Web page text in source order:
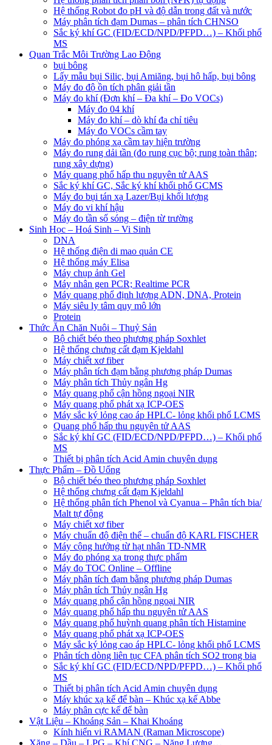
Hệ thống Robot đo pH và độ dẫn trong đất và nước
Máy phân tích đạm Dumas – phân tích CHNSO
Sắc ký khí GC (FID/ECD/NPD/PFPD…) – Khối phổ
MS
Quan Trắc Môi Trường Lao Động
bụi bông
Lấy mẫu bụi Silic, bụi Amiăng, bụi hô hấp, bụi bông
Máy đo độ ồn tích phân giải tần
Máy đo khí (Đơn khí – Đa khí – Đo VOCs)
Máy đo 04 khí
Máy đo khí – dò khí đa chỉ tiêu
Máy đo VOCs cầm tay
Máy đo phóng xạ cầm tay hiện trường
Máy đo rung dải tần (đo rung cục bộ; rung toàn thân;
rung xây dựng)
Máy quang phổ hấp thu nguyên tử AAS
Sắc ký khí GC, Sắc ký khí khối phổ GCMS
Máy đo bụi tán xạ Lazer/Bụi khối lượng
Máy đo vi khí hậu
Máy đo tần số sóng – điện từ trường
Sinh Học – Hoá Sinh – Vi Sinh
DNA
Hệ thống điện di mao quản CE
Hệ thống máy Elisa
Máy chụp ảnh Gel
Máy nhân gen PCR; Realtime PCR
Máy quang phổ định lượng ADN, DNA, Protein
Máy siêu ly tâm quy mô lớn
Protein
Thức Ăn Chăn Nuôi – Thuỷ Sản
Bộ chiết béo theo phương pháp Soxhlet
Hệ thống chưng cất đạm Kjeldahl
Máy chiết xơ fiber
Máy phân tích đạm bằng phương pháp Dumas
Máy phân tích Thủy ngân Hg
Máy quang phổ cận hồng ngoại NIR
Máy quang phổ phát xạ ICP-OES
Máy sắc ký lỏng cao áp HPLC- lỏng khối phổ LCMS
Quang phổ hấp thu nguyên tử AAS
Sắc ký khí GC (FID/ECD/NPD/PFPD…) – Khối phổ
MS
Thiết bị phân tích Acid Amin chuyên dụng
Thực Phẩm – Đồ Uống
Bộ chiết béo theo phương pháp Soxhlet
Hệ thống chưng cất đạm Kjeldahl
Hệ thống phân tích Phenol và Cyanua – Phân tích bia/
Malt tự động
Máy chiết xơ fiber
Máy chuẩn độ điện thế – chuẩn độ KARL FISCHER
Máy cộng hưởng từ hạt nhân TD-NMR
Máy đo phóng xạ trong thực phẩm
Máy đo TOC Online – Offline
Máy phân tích đạm bằng phương pháp Dumas
Máy phân tích Thủy ngân Hg
Máy quang phổ cận hồng ngoại NIR
Máy quang phổ hấp thu nguyên tử AAS
Máy quang phổ huỳnh quang phân tích Histamine
Máy quang phổ phát xạ ICP-OES
Máy sắc ký lỏng cao áp HPLC- lỏng khối phổ LCMS
Phân tích dòng liên tục CFA phân tích SO2 trong bia
Sắc ký khí GC (FID/ECD/NPD/PFPD…) – Khối phổ
MS
Thiết bị phân tích Acid Amin chuyên dụng
Máy khúc xạ kế để bàn – Khúc xạ kế Abbe
Máy phân cực kế để bàn
Vật Liệu – Khoáng Sản – Khai Khoáng
Kính hiển vi RAMAN (Raman Microscope)
Xăng – Dầu – LPG – Khí CNG – Năng Lượng…